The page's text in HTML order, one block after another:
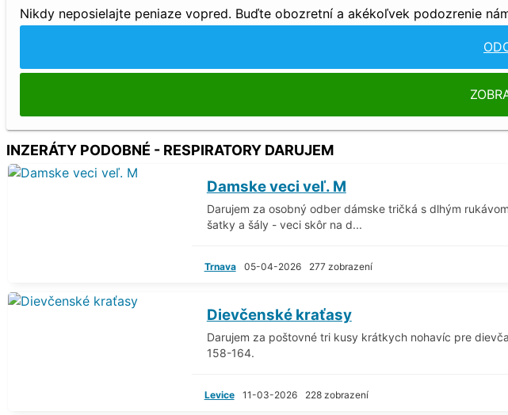
Nikdy neposielajte peniaze vopred. Buďte obozretní a akékoľvek podozrenie
INZERÁTY PODOBNÉ - RESPIRATORY DARUJEM
Damske veci veľ. M
Darujem za osobný odber dámske tričká s dlhým
šatky a šály - veci skôr na d...
Trnava 05-04-2026 277 zobrazení
Dievčenské kraťasy
Darujem za poštovné tri kusy krátkych nohavíc pre
158-164.
Levice 11-03-2026 228 zobrazení